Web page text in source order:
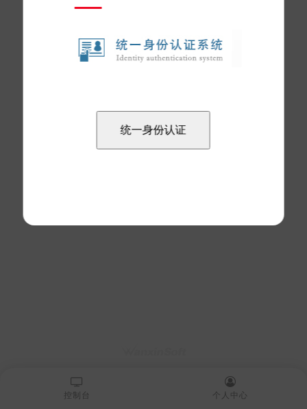
控制台 个人中心